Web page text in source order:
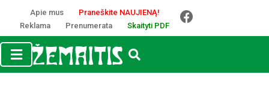
Apie mus
Praneškite NAUJIENĄ!
Reklama
Prenumerata Skaityti PDF